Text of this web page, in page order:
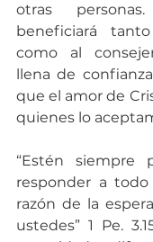
otras
beneficiará
como al
llena de
que el amor de
quienes lo
“Estén siempre
responder a
razón de la
ustedes” 1 Pe.